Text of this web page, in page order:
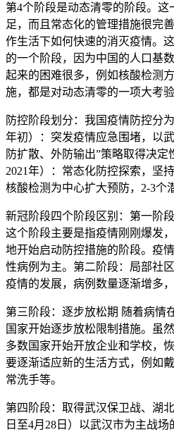
第4个阶段是动态清零的阶段。
足，而且常态化的管理措施很完
作生活下如何快速的消灭疫情。
的一个阶段，因为中国的人口基
起来的困难很多，例如核酸检测
施，都是对动态清零的一项大考验
防控阶段划分：我国疫情防控分
年初）：突发疫情应急围堵，以
防扩散、外防输出”策略取得决定
2021年）：常态化防控探索，坚
核酸检测为中心扩大预防，2-3个
新冠阶段四个阶段区别：第一阶
这个阶段主要是指疫情刚刚爆发
地开始启动防控措施的阶段。疫
性病例为主。第二阶段：局部社
疫情的发展，病例数量逐渐增多
第三阶段：逐步放松期 随着病情
国家开始逐步放松限制措施。虽
多数国家开始开放企业和学校，
要逐渐适应新的生活方式，例如
常洗手等。
第四阶段：取得武汉保卫战、湖
日至4月28日）以武汉市为主战